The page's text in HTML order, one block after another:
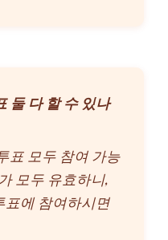
둘 다 할 수 있나
표 모두 참여 가능
모두 유효하니,
표에 참여하시면